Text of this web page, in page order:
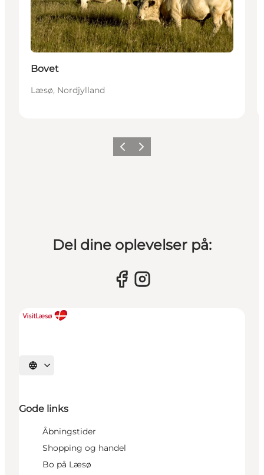
Bovet
Læsø, Nordjylland
Forrige billede
Næste billede
Del dine oplevelser på:
Vælg sprog
Gode links
Åbningstider
Shopping og handel
Bo på Læsø